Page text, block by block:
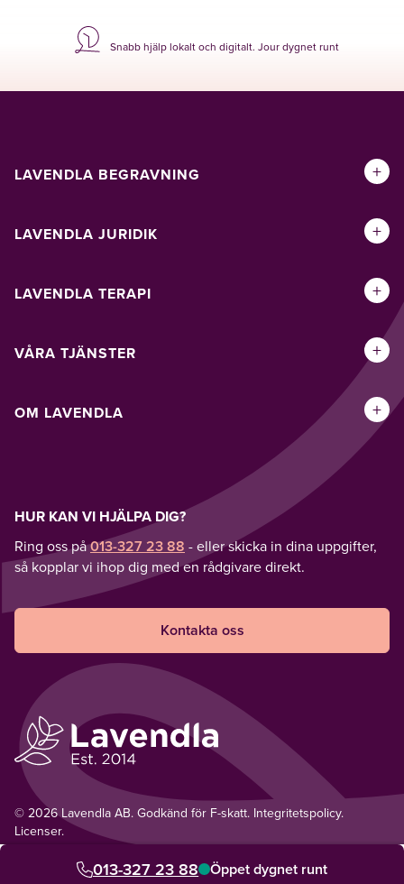
013-327 23 88 Öppet dygnet runt
Snabb hjälp lokalt och digitalt. Jour dygnet runt
LAVENDLA BEGRAVNING +
LAVENDLA JURIDIK +
LAVENDLA TERAPI +
VÅRA TJÄNSTER +
OM LAVENDLA +
HUR KAN VI HJÄLPA DIG?
Ring oss på013-327 23 88 - eller skicka in dina uppgifter,
så kopplar vi ihop dig med en rådgivare direkt.
Kontakta oss
© 2026 Lavendla AB. Godkänd för F-skatt. Integritetspolicy.
Licenser.